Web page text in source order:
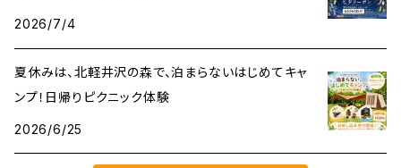
2026/7/4
夏休みは、北軽井沢の森で、泊まらないはじめてキャ
ンプ！日帰りピクニック体験
2026/6/25